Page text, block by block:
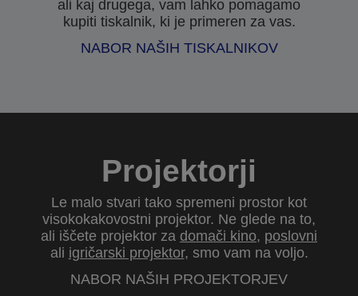
ali kaj drugega, vam lahko pomagamo
kupiti tiskalnik, ki je primeren za vas.
NABOR NAŠIH TISKALNIKOV
Projektorji
Le malo stvari tako spremeni prostor kot
visokokakovostni projektor. Ne glede na to,
ali iščete projektor za domači kino, poslovni
ali igričarski projektor, smo vam na voljo.
NABOR NAŠIH PROJEKTORJEV